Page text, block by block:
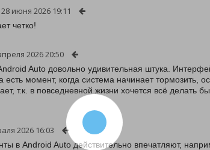
28 июня 2026 19:11
четко!
2026 20:50
Auto довольно удивительная штука.
есть момент, когда система начинает
т.к. в повседневной жизни хочется всё делать
2026 16:03
в Android Auto действительно впечатляют,